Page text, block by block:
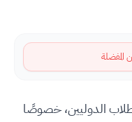
الدوليين، خصوصًا